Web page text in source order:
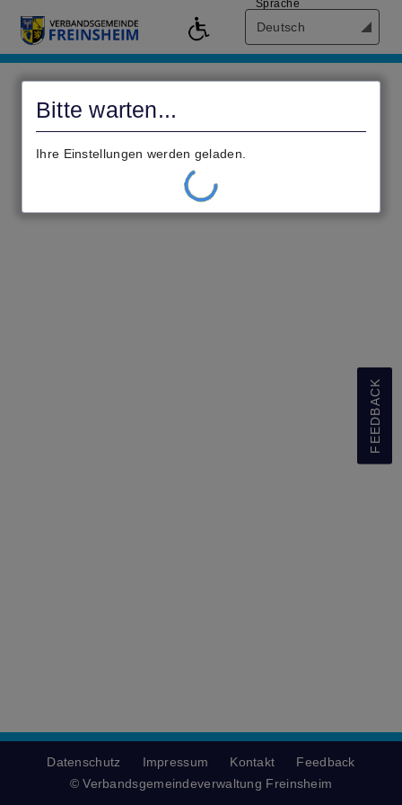
Bitte warten...
Ihre Einstellungen werden geladen.
Deutsch
Sprache
Verbandsgemeinde
FEEDBACK
Datenschutz Impressum Kontakt
Feedback
© Verbandsgemeindeverwaltung Freinsheim